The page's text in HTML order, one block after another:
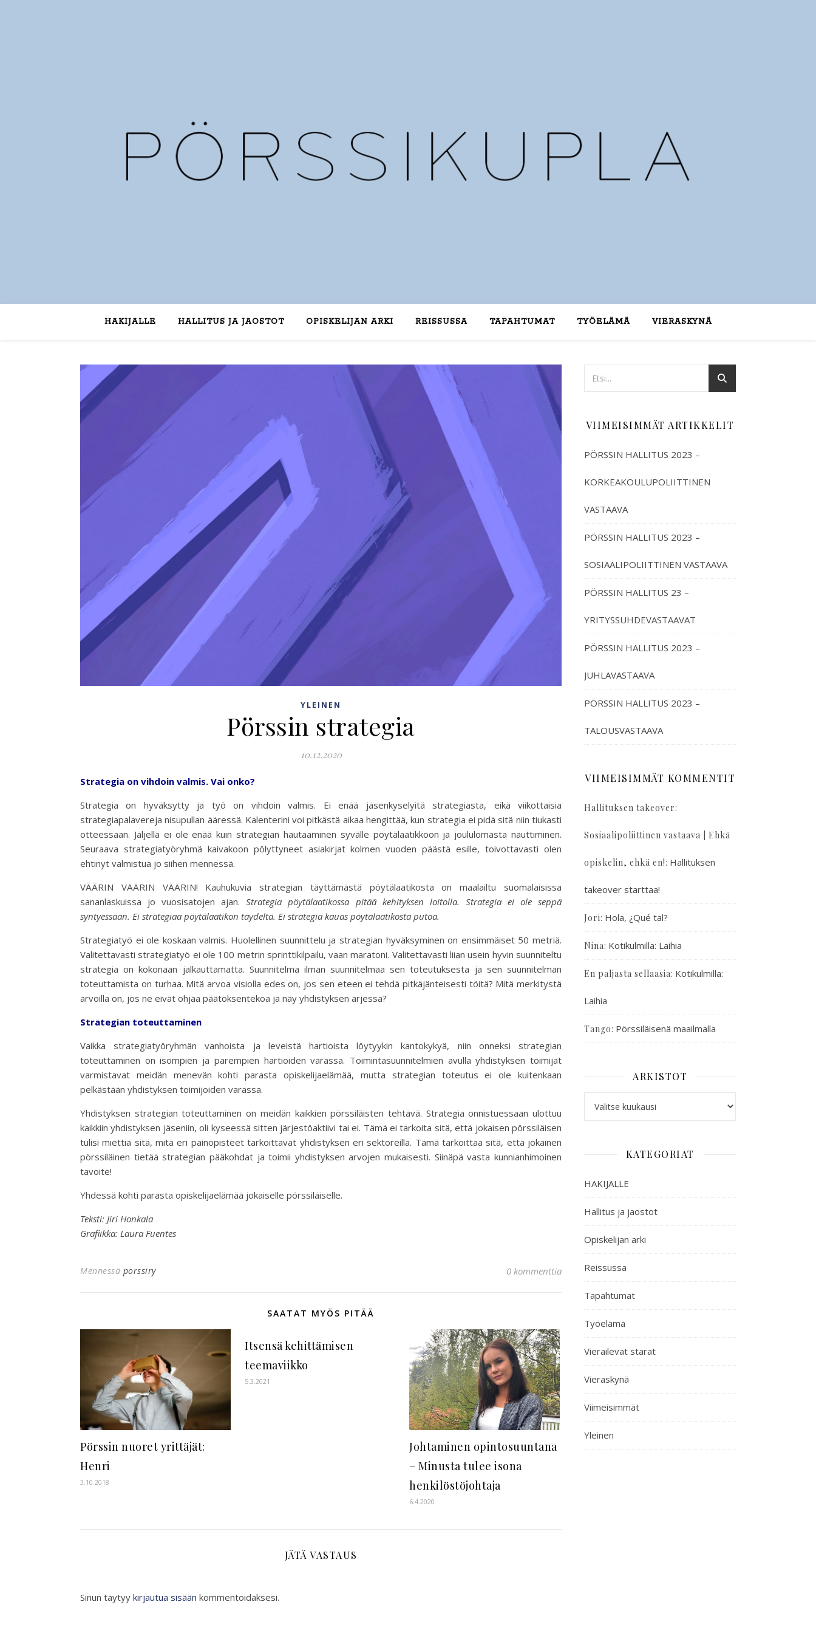
HAKIJALLE HALLITUS JA JAOSTOT OPISKELIJAN ARKI REISSUSSA TAPAHTUMAT TYÖELÄMÄ VIERASKYNÄ
YLEINEN
Pörssin strategia
10.12.2020
Strategia on vihdoin valmis. Vai onko?
Strategia on hyväksytty ja työ on vihdoin valmis. Ei enää jäsenkyselyitä strategiasta, eikä viikottaisia
strategiapalavereja nisupullan ääressä. Kalenterini voi pitkästä aikaa hengittää, kun strategia ei pidä sitä niin tiukasti
otteessaan. Jäljellä ei ole enää kuin strategian hautaaminen syvälle pöytälaatikkoon ja joululomasta nauttiminen.
Seuraava strategiatyöryhmä kaivakoon pölyttyneet asiakirjat kolmen vuoden päästä esille, toivottavasti olen
ehtinyt valmistua jo siihen mennessä.
VÄÄRIN VÄÄRIN VÄÄRIN! Kauhukuvia strategian täyttämästä pöytälaatikosta on maalailtu suomalaisissa
sananlaskuissa jo vuosisatojen ajan.Strategia pöytälaatikossa pitää kehityksen loitolla. Strategia ei ole seppä
syntyessään. Ei strategiaa pöytälaatikon täydeltä. Ei strategia kauas pöytälaatikosta putoa.
Strategiatyö ei ole koskaan valmis. Huolellinen suunnittelu ja strategian hyväksyminen on ensimmäiset 50 metriä.
Valitettavasti strategiatyö ei ole 100 metrin sprinttikilpailu, vaan maratoni. Valitettavasti liian usein hyvin suunniteltu
strategia on kokonaan jalkauttamatta. Suunnitelma ilman suunnitelmaa sen toteutuksesta ja sen suunnitelman
toteuttamista on turhaa. Mitä arvoa visiolla edes on, jos sen eteen ei tehdä pitkäjänteisesti töitä? Mitä merkitystä
arvoilla on, jos ne eivät ohjaa päätöksentekoa ja näy yhdistyksen arjessa?
Strategian toteuttaminen
Vaikka strategiatyöryhmän vanhoista ja leveistä hartioista löytyykin kantokykyä, niin onneksi strategian
toteuttaminen on isompien ja parempien hartioiden varassa. Toimintasuunnitelmien avulla yhdistyksen toimijat
varmistavat meidän menevän kohti parasta opiskelijaelämää, mutta strategian toteutus ei ole kuitenkaan
pelkästään yhdistyksen toimijoiden varassa.
Yhdistyksen strategian toteuttaminen on meidän kaikkien pörssiläisten tehtävä. Strategia onnistuessaan ulottuu
kaikkiin yhdistyksen jäseniin, oli kyseessä sitten järjestöaktiivi tai ei. Tämä ei tarkoita sitä, että jokaisen pörssiläisen
tulisi miettiä sitä, mitä eri painopisteet tarkoittavat yhdistyksen eri sektoreilla. Tämä tarkoittaa sitä, että jokainen
pörssiläinen tietää strategian pääkohdat ja toimii yhdistyksen arvojen mukaisesti. Siinäpä vasta kunnianhimoinen
tavoite!
Yhdessä kohti parasta opiskelijaelämää jokaiselle pörssiläiselle.
Teksti: Jiri Honkala
Grafiikka: Laura Fuentes
Mennessä porssiry 0 kommenttia
SAATAT MYÖS PITÄÄ
Pörssin nuoret yrittäjät:
Henri
3.10.2018
Itsensä kehittämisen
teemaviikko
5.3.2021
Johtaminen opintosuuntana
– Minusta tulee isona
henkilöstöjohtaja
6.4.2020
JÄTÄ VASTAUS
Sinun täytyy kirjautua sisään kommentoidaksesi.
VIIMEISIMMÄT ARTIKKELIT
PÖRSSIN HALLITUS 2023 –
KORKEAKOULUPOLIITTINEN
VASTAAVA
PÖRSSIN HALLITUS 2023 –
SOSIAALIPOLIITTINEN VASTAAVA
PÖRSSIN HALLITUS 23 –
YRITYSSUHDEVASTAAVAT
PÖRSSIN HALLITUS 2023 –
JUHLAVASTAAVA
PÖRSSIN HALLITUS 2023 –
TALOUSVASTAAVA
VIIMEISIMMÄT KOMMENTIT
Hallituksen takeover:
Sosiaalipoliittinen vastaava | Ehkä
opiskelin, ehkä en!: Hallituksen
takeover starttaa!
Jori: Hola, ¿Qué tal?
Nina: Kotikulmilla: Laihia
En paljasta sellaasia: Kotikulmilla:
Laihia
Tango: Pörssiläisenä maailmalla
ARKISTOT
KATEGORIAT
HAKIJALLE
Hallitus ja jaostot
Opiskelijan arki
Reissussa
Tapahtumat
Työelämä
Vierailevat starat
Vieraskynä
Viimeisimmät
Yleinen